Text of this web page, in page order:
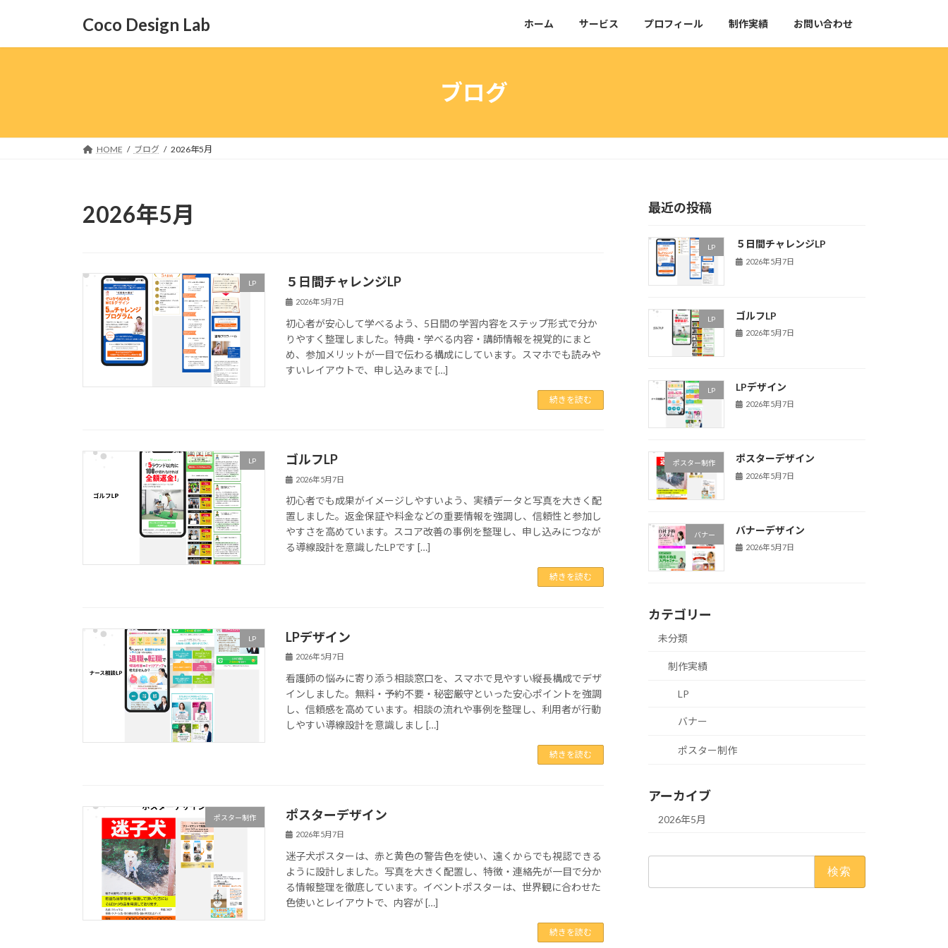
Coco Design Lab ホーム サービス プロフィール 制作実績 お問い合わせ
ブログ
HOME ブログ 2026年5月
2026年5月
LP ５日間チャレンジLP
2026年5月7日
初心者が安心して学べるよう、5日間の学習内容をステップ形式で分か
りやすく整理しました。特典・学べる内容・講師情報を視覚的にまと
め、参加メリットが一目で伝わる構成にしています。スマホでも読みや
すいレイアウトで、申し込みまで […]
続きを読む
LP ゴルフLP
2026年5月7日
初心者でも成果がイメージしやすいよう、実績データと写真を大きく配
置しました。返金保証や料金などの重要情報を強調し、信頼性と参加し
やすさを高めています。スコア改善の事例を整理し、申し込みにつなが
る導線設計を意識したLPです […]
続きを読む
LP LPデザイン
2026年5月7日
看護師の悩みに寄り添う相談窓口を、スマホで見やすい縦長構成でデザ
インしました。無料・予約不要・秘密厳守といった安心ポイントを強調
し、信頼感を高めています。相談の流れや事例を整理し、利用者が行動
しやすい導線設計を意識しまし […]
続きを読む
ポスター制作 ポスターデザイン
2026年5月7日
迷子犬ポスターは、赤と黄色の警告色を使い、遠くからでも視認できる
ように設計しました。写真を大きく配置し、特徴・連絡先が一目で分か
る情報整理を徹底しています。イベントポスターは、世界観に合わせた
色使いとレイアウトで、内容が […]
続きを読む
最近の投稿
LP ５日間チャレンジLP
2026年5月7日
LP ゴルフLP
2026年5月7日
LP LPデザイン
2026年5月7日
ポスター制作 ポスターデザイン
2026年5月7日
バナー バナーデザイン
2026年5月7日
カテゴリー
未分類
制作実績
LP
バナー
ポスター制作
アーカイブ
2026年5月